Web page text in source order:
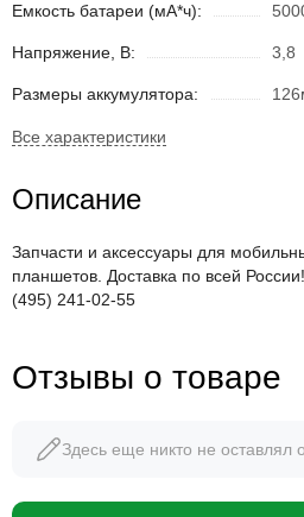
Емкость батареи (мА*ч):
Напряжение, В: 3,8
Размеры аккумулятора:
Описание
Запчасти и аксессуары для
планшетов. Доставка по всей
(495) 241-02-55
Отзывы о товаре
Здесь еще никто не оставлял